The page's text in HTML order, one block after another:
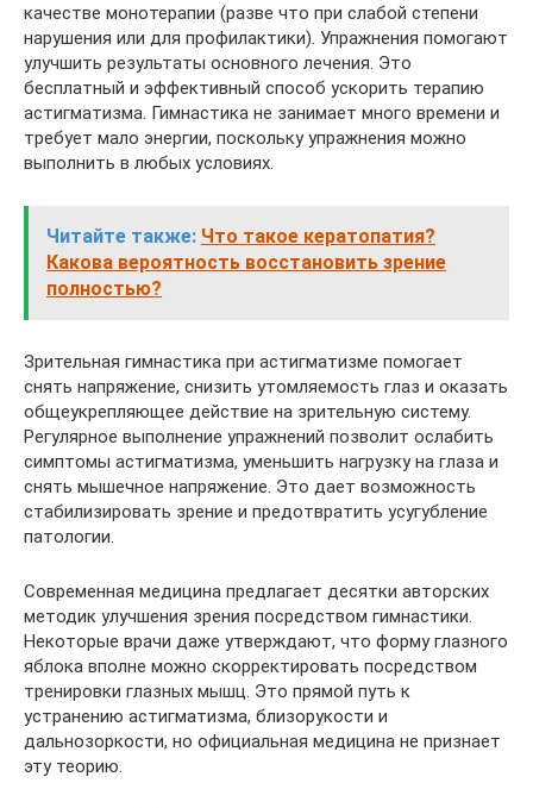
качестве монотерапии (разве что при слабой степени
нарушения или для профилактики). Упражнения помогают
улучшить результаты основного лечения. Это
бесплатный и эффективный способ ускорить терапию
астигматизма. Гимнастика не занимает много времени и
требует мало энергии, поскольку упражнения можно
выполнить в любых условиях.
Читайте также: Что такое кератопатия?
Какова вероятность восстановить зрение
полностью?
Зрительная гимнастика при астигматизме помогает
снять напряжение, снизить утомляемость глаз и оказать
общеукрепляющее действие на зрительную систему.
Регулярное выполнение упражнений позволит ослабить
симптомы астигматизма, уменьшить нагрузку на глаза и
снять мышечное напряжение. Это дает возможность
стабилизировать зрение и предотвратить усугубление
патологии.
Современная медицина предлагает десятки авторских
методик улучшения зрения посредством гимнастики.
Некоторые врачи даже утверждают, что форму глазного
яблока вполне можно скорректировать посредством
тренировки глазных мышц. Это прямой путь к
устранению астигматизма, близорукости и
дальнозоркости, но официальная медицина не признает
эту теорию.